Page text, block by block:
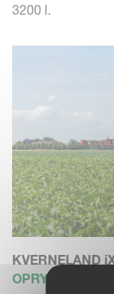
3200 l.
KVERNELAND
OPRYSKIWACZ